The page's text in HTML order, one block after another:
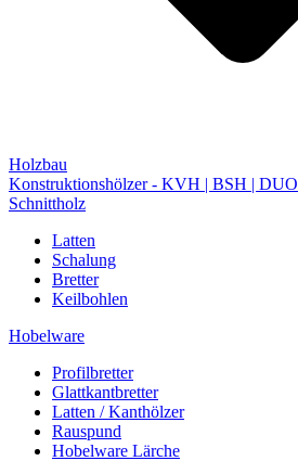
Holzbau
Konstruktionshölzer - KVH | BSH | DUO
Schnittholz
Latten
Schalung
Bretter
Keilbohlen
Hobelware
Profilbretter
Glattkantbretter
Latten / Kanthölzer
Rauspund
Hobelware Lärche